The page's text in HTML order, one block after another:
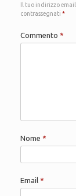
Il tuo indirizzo
contrassegnati *
Commento *
Nome *
Email *